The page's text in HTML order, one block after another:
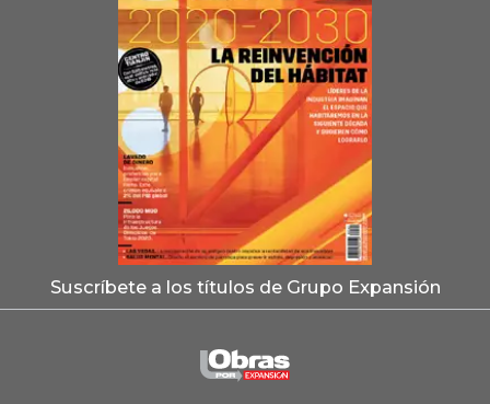
Suscríbete a los títulos de Grupo Expansión